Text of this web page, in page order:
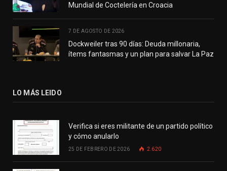
Mundial de Coctelería en Croacia
7 DE AGOSTO DE 2026
Dockweiler tras 90 días: Deuda millonaria,
ítems fantasmas y un plan para salvar La Paz
LO MÁS LEIDO
Verifica si eres militante de un partido político
y cómo anularlo
25 DE FEBRERO DE 2026 2.620